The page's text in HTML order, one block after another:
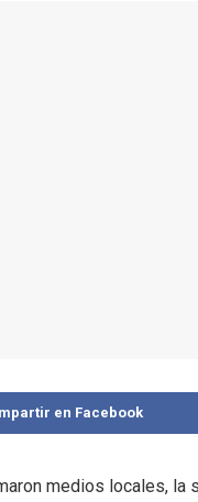
en Facebook
medios locales, la